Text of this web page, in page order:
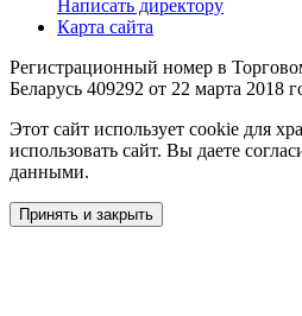
Написать директору
Карта сайта
Регистрационный номер в
Беларусь 409292 от 22 марта 2018
Этот сайт использует cookie для
использовать сайт. Вы даете
данными.
Принять и закрыть